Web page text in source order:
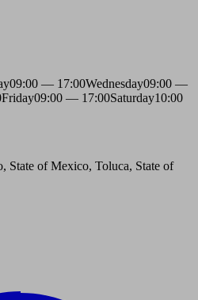
09:00 — 17:00Wednesday09:00 —
Friday09:00 — 17:00Saturday10:00
State of Mexico, Toluca, State of